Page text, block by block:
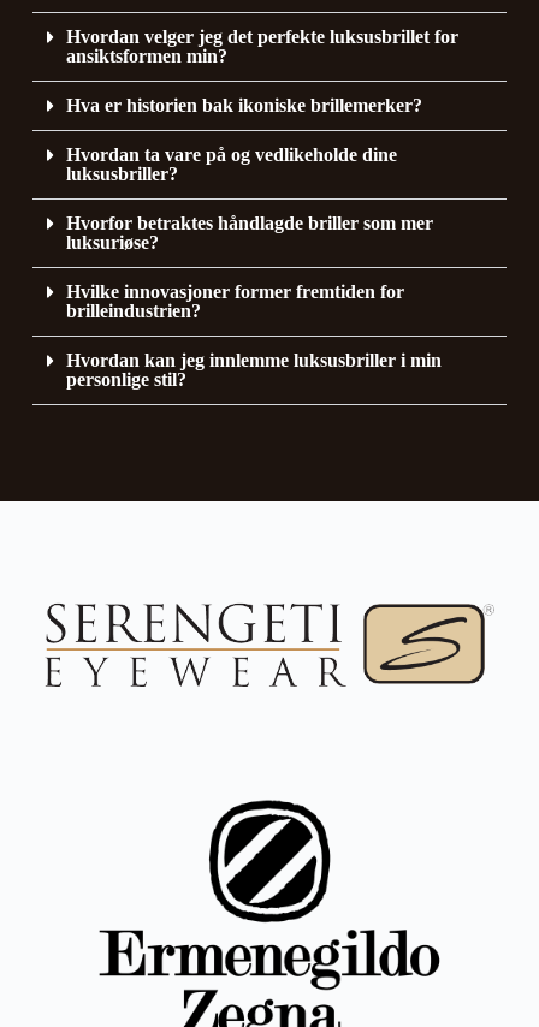
Hvordan velger jeg det perfekte luksusbrillet for
ansiktsformen min?
Hva er historien bak ikoniske brillemerker?
Hvordan ta vare på og vedlikeholde dine
luksusbriller?
Hvorfor betraktes håndlagde briller som mer
luksuriøse?
Hvilke innovasjoner former fremtiden for
brilleindustrien?
Hvordan kan jeg innlemme luksusbriller i min
personlige stil?